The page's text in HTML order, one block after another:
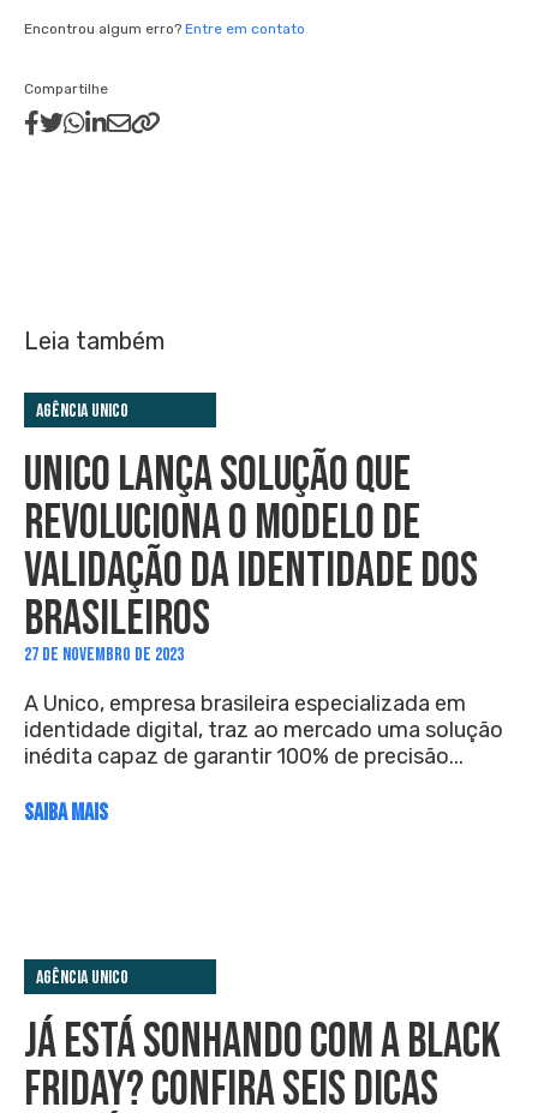
Encontrou algum erro? Entre em contato
Compartilhe
Leia também
Agência Unico
UNICO LANÇA SOLUÇÃO QUE
REVOLUCIONA O MODELO DE
VALIDAÇÃO DA IDENTIDADE DOS
BRASILEIROS
27 DE NOVEMBRO DE 2023
A Unico, empresa brasileira especializada em
identidade digital, traz ao mercado uma solução
inédita capaz de garantir 100% de precisão...
SAIBA MAIS
Agência Unico
JÁ ESTÁ SONHANDO COM A BLACK
FRIDAY? CONFIRA SEIS DICAS